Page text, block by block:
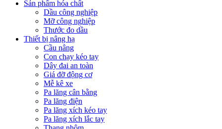
Sản phẩm hóa chất
Dầu công nghiệp
Mỡ công nghiệp
Thước đo dầu
Thiết bị nâng hạ
Cầu nâng
Con chạy kéo tay
Dây đai an toàn
Giá đỡ động cơ
Mễ kê xe
Pa lăng cân bằng
Pa lăng điện
Pa lăng xích kéo tay
Pa lăng xích lắc tay